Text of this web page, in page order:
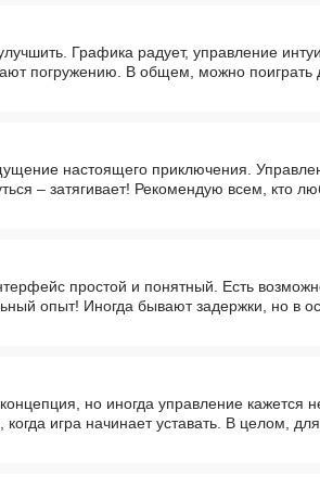
Графика радует, управление
погружению. В общем, можно поиграть
настоящего приключения.
– затягивает! Рекомендую всем, кто
простой и понятный. Есть
опыт! Иногда бывают задержки, но в
но иногда управление кажется
игра начинает уставать. В целом,